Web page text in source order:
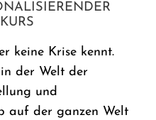
keine Krise kennt.
der Welt der
und
auf der ganzen Welt